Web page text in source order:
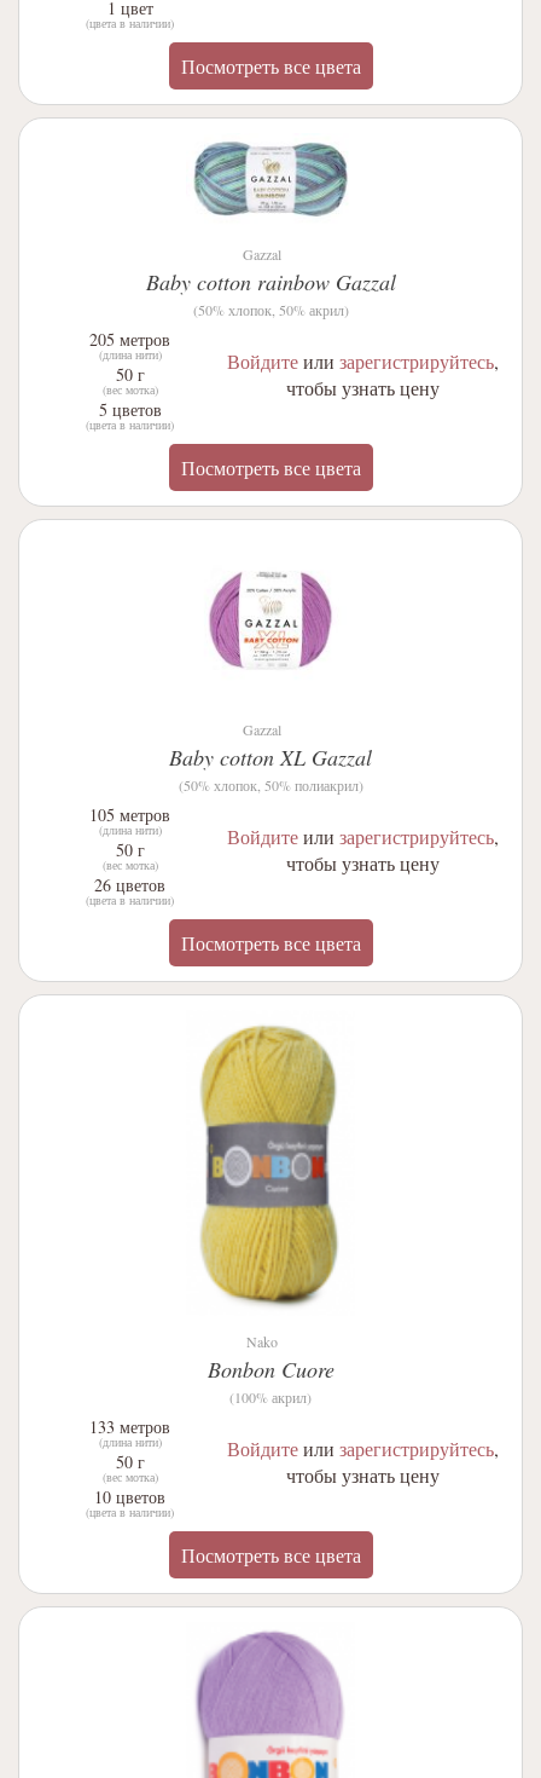
1 цвет
(цвета в наличии)
Посмотреть все цвета
Gazzal
Baby cotton rainbow Gazzal
(50% хлопок, 50% акрил)
205 метров
(длина нити)
50 г
(вес мотка)
5 цветов
(цвета в наличии)
Войдитеили зарегистрируйтесь,
чтобы узнать цену
Посмотреть все цвета
Gazzal
Baby cotton XL Gazzal
(50% хлопок, 50% полиакрил)
105 метров
(длина нити)
50 г
(вес мотка)
26 цветов
(цвета в наличии)
Войдитеили зарегистрируйтесь,
чтобы узнать цену
Посмотреть все цвета
Nako
Bonbon Cuore
(100% акрил)
133 метров
(длина нити)
50 г
(вес мотка)
10 цветов
(цвета в наличии)
Войдитеили зарегистрируйтесь,
чтобы узнать цену
Посмотреть все цвета